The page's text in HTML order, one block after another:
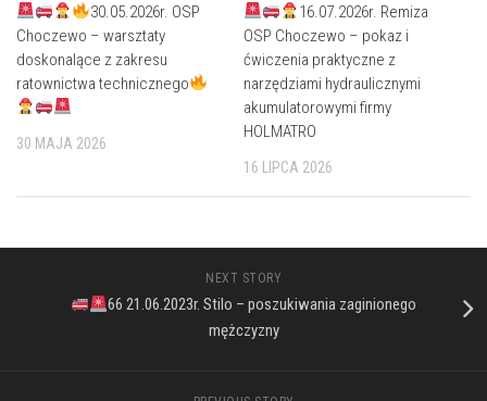
30.05.2026r. OSP
Choczewo – warsztaty
doskonalące z zakresu
ratownictwa technicznego
30 MAJA 2026
16.07.2026r. Remiza
OSP Choczewo – pokaz i
ćwiczenia praktyczne z
narzędziami hydraulicznymi
akumulatorowymi firmy
HOLMATRO
16 LIPCA 2026
NEXT STORY
66 21.06.2023r. Stilo – poszukiwania zaginionego
mężczyzny